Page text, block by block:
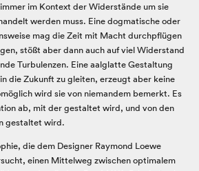
im Kontext der Widerstände um sie
werden muss. Eine dogmatische oder
mag die Zeit mit Macht durchpflügen
stößt aber dann auch auf viel Widerstand
Turbulenzen. Eine aalglatte Gestaltung
die Zukunft zu gleiten, erzeugt aber keine
wird sie von niemandem bemerkt. Es
ab, mit der gestaltet wird, und von den
gestaltet wird.
die dem Designer Raymond Loewe
einen Mittelweg zwischen optimalem